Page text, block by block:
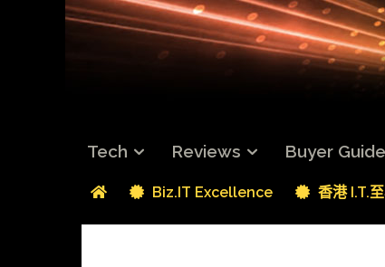
Tech Reviews Buyer Guide
Biz.IT Excellence 香港 I.T.